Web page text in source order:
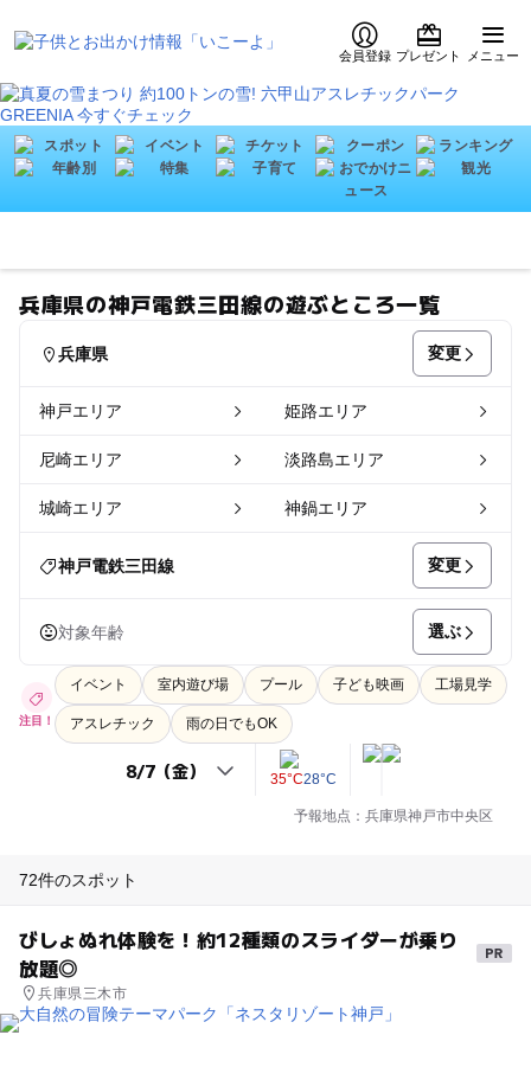
会員登録 プレゼント メニュー
兵庫県の神戸電鉄三田線の遊ぶところ一覧
兵庫県 変更
神戸エリア 姫路エリア
尼崎エリア 淡路島エリア
城崎エリア 神鍋エリア
神戸電鉄三田線 変更
対象年齢 選ぶ
注目！
イベント 室内遊び場 プール 子ども映画 工場見学
アスレチック 雨の日でもOK
35°C28°C
予報地点：兵庫県神戸市中央区
72件のスポット
びしょぬれ体験を！約12種類のスライダーが乗り
放題◎
兵庫県三木市